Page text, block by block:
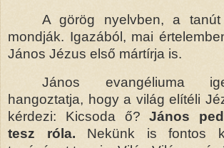
A görög nyelvben, a tanút
mondják. Igazából, mai
János Jézus első mártírja is.
János evangéliuma
hangoztatja, hogy a világ elítéli
kérdezi: Kicsoda ő?János
tesz róla. Nekünk is fontos